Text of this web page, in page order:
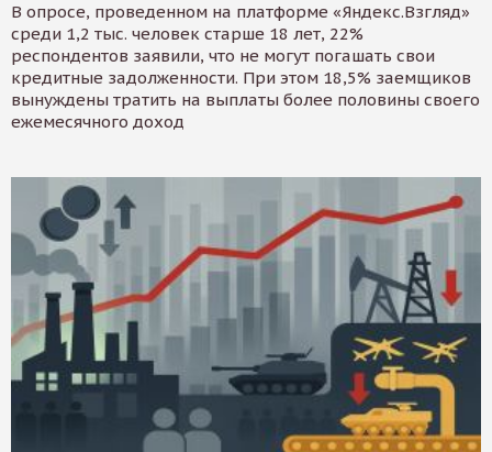
В опросе, проведенном на платформе «Яндекс.Взгляд»
среди 1,2 тыс. человек старше 18 лет, 22%
респондентов заявили, что не могут погашать свои
кредитные задолженности. При этом 18,5% заемщиков
вынуждены тратить на выплаты более половины своего
ежемесячного доход